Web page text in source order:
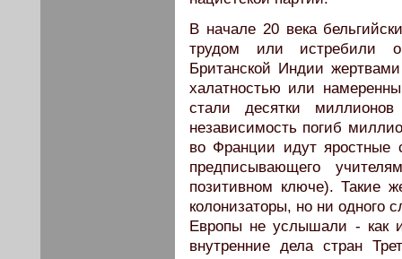
В начале 20 века
трудом или истребили
Британской Индии
халатностью или
стали десятки
независимость погиб
во Франции идут яростные
предписывающего
позитивном ключе). Такие
колонизаторы, но ни одного
Европы не услышали - как
внутренние дела стран